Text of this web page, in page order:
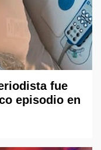
fue
episodio en